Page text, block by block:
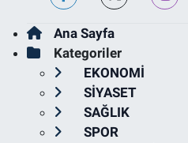
Ana Sayfa
Kategoriler
EKONOMİ
SİYASET
SAĞLIK
SPOR